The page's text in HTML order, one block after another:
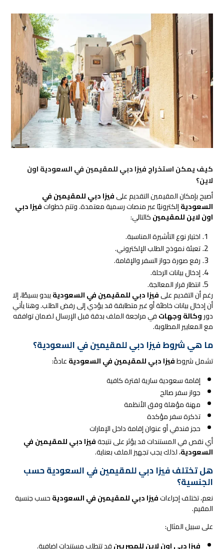
كيف يمكن استخراج فيزا دبي للمقيمين في السعودية اون
لاين؟
أصبح بإمكان المقيمين التقديم علىفيزا دبي للمقيمين في
السعوديةإلكترونيًا عبر منصات رسمية معتمدة. وتتم خطواتفيزا دبي
اون لاين للمقيمينكالتالي:
اختيار نوع التأشيرة المناسبة.
تعبئة نموذج الطلب الإلكتروني.
رفع صورة جواز السفر والإقامة.
إدخال بيانات الرحلة.
انتظار قرار المعالجة.
رغم أن التقديم علىفيزا دبي للمقيمين في السعوديةيبدو بسيطًا، إلا
أن إدخال بيانات خاطئة أو غير متطابقة قد يؤدي إلى رفض الطلب. وهنا يأتي
دوروكالة وجهاتفي مراجعة الملف بدقة قبل الإرسال لضمان توافقه
مع المعايير المطلوبة.
ما هي شروط فيزا دبي للمقيمين في السعودية؟
تشمل شروطفيزا دبي للمقيمين في السعوديةعادةً:
إقامة سعودية سارية لفترة كافية
جواز سفر صالح
مهنة مؤهلة وفق الأنظمة
تذكرة سفر مؤكدة
حجز فندقي أو عنوان إقامة داخل الإمارات
أي نقص في المستندات قد يؤثر على نتيجةفيزا دبي للمقيمين في
السعودية، لذلك يجب تجهيز الملف بعناية.
هل تختلف فيزا دبي للمقيمين في السعودية حسب
الجنسية؟
نعم، تختلف إجراءاتفيزا دبي للمقيمين في السعوديةحسب جنسية
المقيم.
على سبيل المثال:
فيزا دبي اون لاين للمصريينقد تتطلب مستندات إضافية.